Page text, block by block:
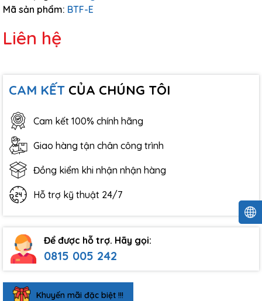
Mã sản phẩm: BTF-E
Liên hệ
CAM KẾT CỦA CHÚNG TÔI
Cam kết 100% chính hãng
Giao hàng tận chân công trình
Đồng kiểm khi nhận nhận hàng
Hỗ trợ kỹ thuật 24/7
Để được hỗ trợ. Hãy gọi:
0815 005 242
Khuyến mãi đặc biệt !!!